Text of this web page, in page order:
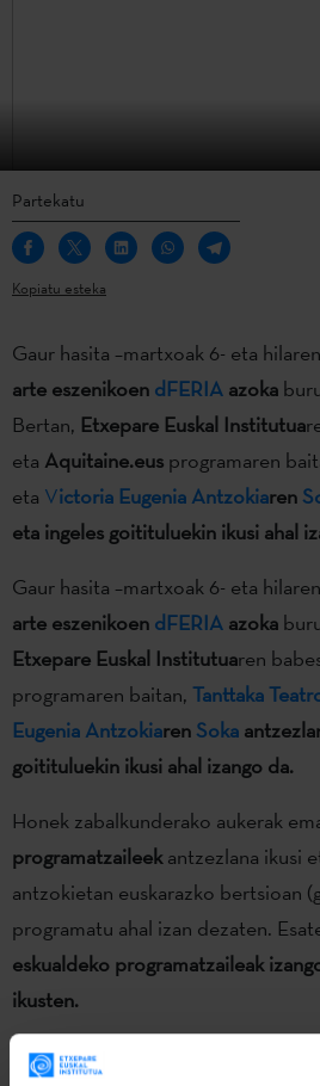
Partekatu
Kopiatu esteka
Gaur hasita –martxoak 6- eta
arte eszenikoen dFERIA azoka
Bertan, Etxepare Euskal Institutua
eta Aquitaine.eus programaren
eta Victoria Eugenia Antzokiaren
eta ingeles goitituluekin ikusi ahal
Gaur hasita –martxoak 6- eta
arte eszenikoen dFERIA azoka
Etxepare Euskal Institutuaren
programaren baitan, Tanttaka
Eugenia AntzokiarenSoka
goitituluekin ikusi ahal izango da.
Honek zabalkunderako aukerak
programatzaileekantzezlana ikusi
antzokietan euskarazko bertsioan
programatu ahal izan dezaten.
eskualdeko programatzaileak
ikusten.
Sokaostegunean,